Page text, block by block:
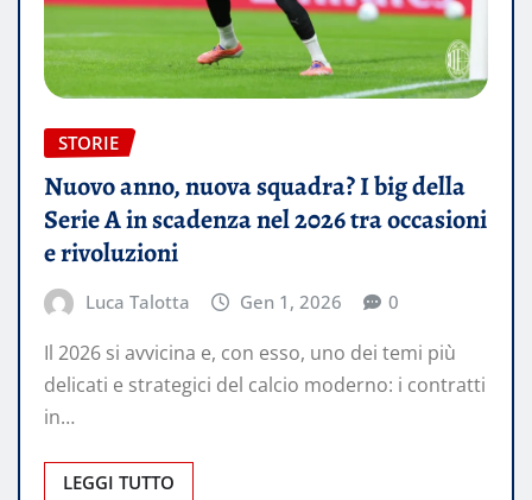
STORIE
Nuovo anno, nuova squadra? I big della
Serie A in scadenza nel 2026 tra occasioni
e rivoluzioni
Luca Talotta Gen 1, 2026 0
Il 2026 si avvicina e, con esso, uno dei temi più
delicati e strategici del calcio moderno: i contratti
in…
LEGGI TUTTO